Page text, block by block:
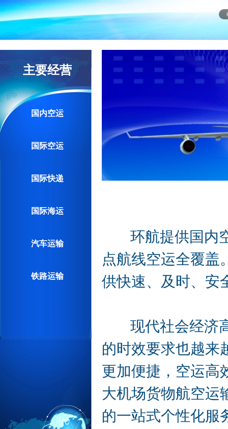
主要经营
国内空运
国际空运
国际快递
国际海运
汽车运输
铁路运输
环航提供国内空
点航线空运全覆盖
供快速、及时、安
现代社会经济高
的时效要求也越来
更加便捷，空运高
大机场货物航空运
的一站式个性化服